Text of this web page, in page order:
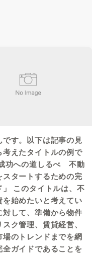
です。以下は記事の見
考えたタイトルの例で
への道しるべ 不動
スタートするための完
」 このタイトルは、不
を始めたいと考えてい
対して、準備から物件
ク管理、賃貸経営、
場のトレンドまでを網
全ガイドであることを